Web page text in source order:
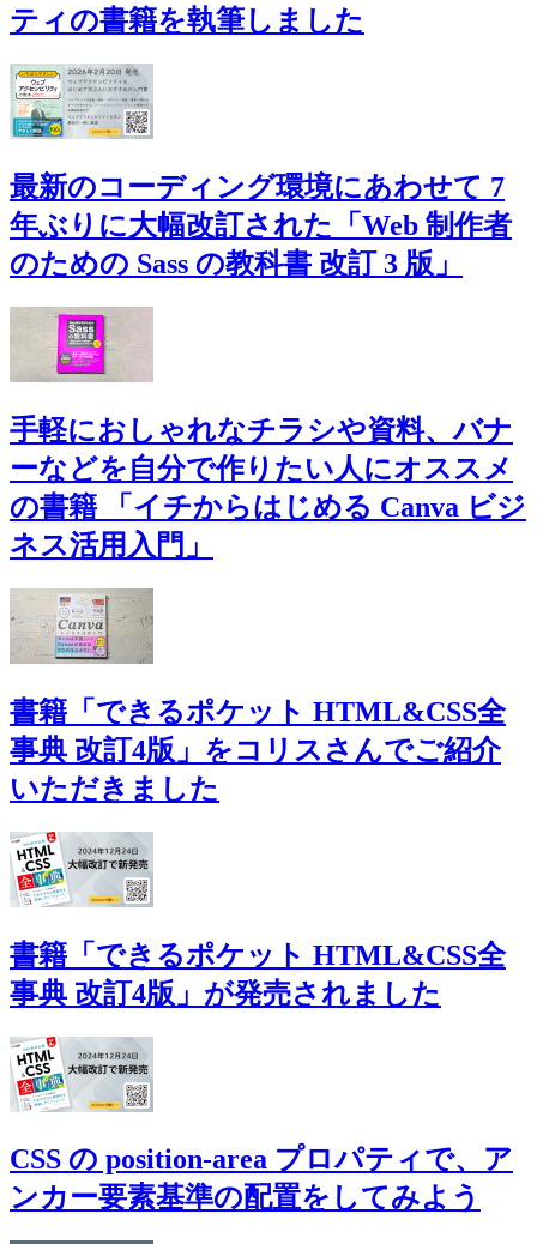
ティの書籍を執筆しました
最新のコーディング環境にあわせて 7
年ぶりに大幅改訂された「Web 制作者
のための Sass の教科書 改訂 3 版」
手軽におしゃれなチラシや資料、バナ
ーなどを自分で作りたい人にオススメ
の書籍 「イチからはじめる Canva ビジ
ネス活用入門」
書籍「できるポケット HTML&CSS全
事典 改訂4版」をコリスさんでご紹介
いただきました
書籍「できるポケット HTML&CSS全
事典 改訂4版」が発売されました
CSS の position-area プロパティで、ア
ンカー要素基準の配置をしてみよう